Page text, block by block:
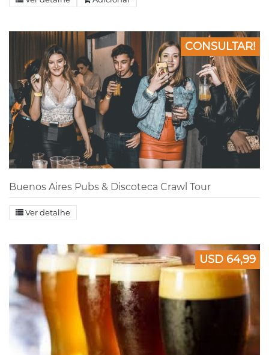
CONSULTAR!
Buenos Aires Pubs & Discoteca Crawl Tour
Ver detalhe
USD 64,99